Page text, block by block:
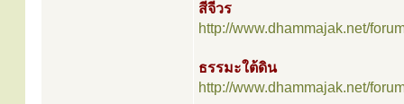
สีจีวร
http://www.dhammajak.net/
ธรรมะใต้ดิน
http://www.dhammajak.net/